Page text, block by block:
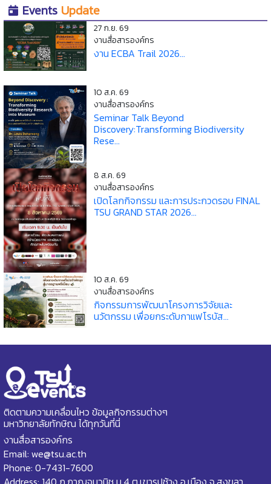
Events Update
27 ก.ย. 69
งานสื่อสารองค์กร
งาน ECBA Trail 2026...
10 ส.ค. 69
งานสื่อสารองค์กร
Seminar Talk Beyond
Discovery:Transforming Biodiversity
Rese...
8 ส.ค. 69
งานสื่อสารองค์กร
เปิดโลกกิจกรรม และการประกวดรอบ FINAL
TSU GRAND STAR 2026...
10 ส.ค. 69
งานสื่อสารองค์กร
กิจกรรมการพัฒนาโครงการวิจัยและ
นวัตกรรม เพื่อยกระดับกาแฟโรบัส...
ติดตามความเคลื่อนไหว ข้อมูลกิจกรรมต่างๆ
มหาวิทยาลัยทักษิณ ได้ทุกวันที่นี่
งานสื่อสารองค์กร
Email: we@tsu.ac.th
Phone: 0-7431-7600